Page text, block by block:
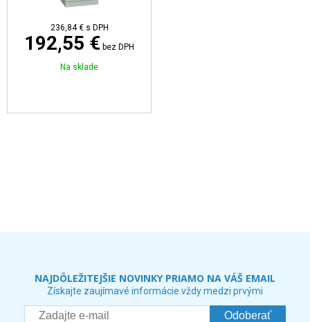
236,84 € s DPH
192,55 € bez DPH
Na sklade
NAJDÔLEŽITEJŠIE NOVINKY PRIAMO NA VÁŠ EMAIL
Získajte zaujímavé informácie vždy medzi prvými
Odoberať